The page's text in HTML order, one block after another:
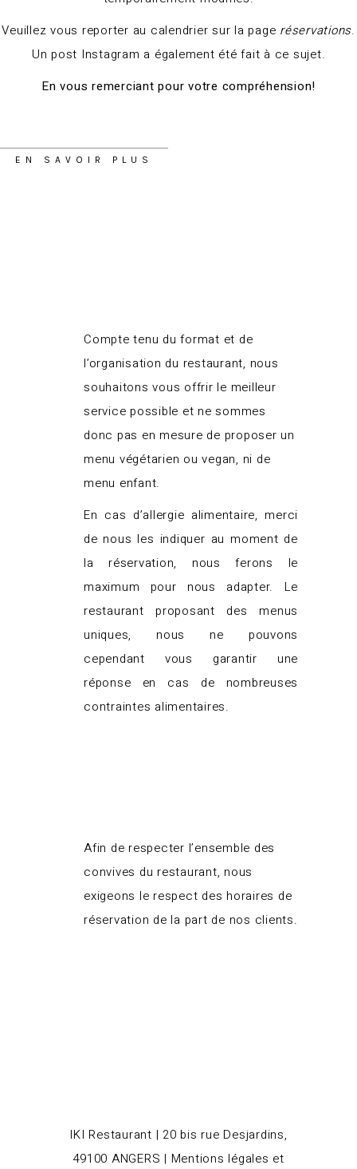
Veuillez vous reporter au calendrier sur la page réservations.
Un post Instagram a également été fait à ce sujet.
En vous remerciant pour votre compréhension!
EN SAVOIR PLUS
Compte tenu du format et de
l’organisation du restaurant, nous
souhaitons vous offrir le meilleur
service possible et ne sommes
donc pas en mesure de proposer un
menu végétarien ou vegan, ni de
menu enfant.
En cas d’allergie alimentaire, merci
de nous les indiquer au moment de
la réservation, nous ferons le
maximum pour nous adapter. Le
restaurant proposant des menus
uniques, nous ne pouvons
cependant vous garantir une
réponse en cas de nombreuses
contraintes alimentaires.
Afin de respecter l’ensemble des
convives du restaurant, nous
exigeons le respect des horaires de
réservation de la part de nos clients.
IKI Restaurant | 20 bis rue Desjardins,
49100 ANGERS | Mentions légales et